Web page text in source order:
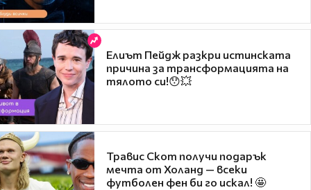
Елиът Пейдж разкри истинската
причина за трансформацията на
тялото си!😯💥
Травис Скот получи подарък
мечта от Холанд — всеки
футболен фен би го искал! 🤩